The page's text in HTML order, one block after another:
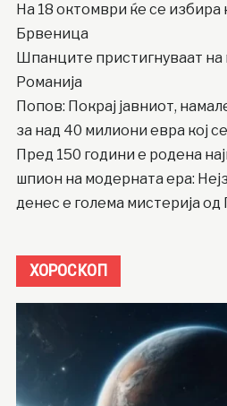
На 18 октомври ќе се избира
Брвеница
Шпанците пристигнуваат на
Романија
Попов: Покрај јавниот,
за над 40 милиони евра кој
Пред 150 години е родена
шпион на модерната ера:
денес е голема мистерија од
ХОРОСКОП